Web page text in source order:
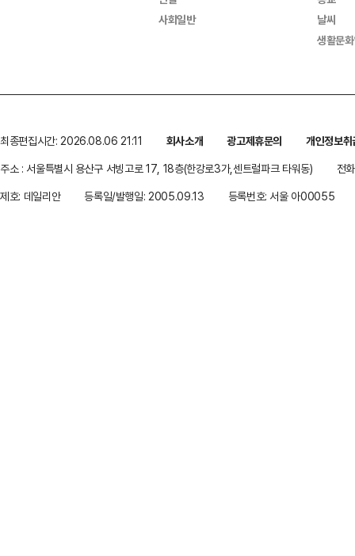
사회일반
날씨
생활문
최종편집시간: 2026.08.06 21:11 회사소개 광고제휴문의
개인정보
주소 : 서울특별시 용산구 서빙고로 17, 18층(한강로3가,센트럴파크 타워동)
전
제호: 데일리안
등록일/발행일: 2005.09.13 등록번호: 서울 아00055